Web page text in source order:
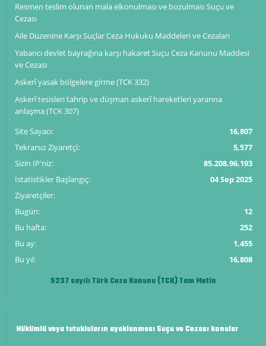
Resmen teslim olunan mala elkonulması ve bozulması Suçu ve
Cezası
Aile Düzenine Karşı Suçlar Ceza Hukuku Maddeleri ve Cezaları
Yabancı devlet bayrağına karşı hakaret Suçu Ceza Kanunu Maddesi
ve Cezası
Askerî yasak bölgelere girme (TCK 332)
Askerî tesisleri tahrip ve düşman askerî hareketleri yararına
anlaşma (TCK 307)
Site Sayacı:
16,807
Tekrarsız Ziyaretçi:
5,577
Sizin IP'niz:
85.208.96.193
İstatistikler Başlangıç:
04 Sep 2025
Ziyaretçiler:
Bugün:
12
Bu hafta:
252
Bu ay:
1,455
Bu yıl:
16,808
5237 sayılı Türk Ceza Kanunu (TCK) Tam Metin
Hükümlü veya tutukluların ayaklanması Suçu ve Cezası konular